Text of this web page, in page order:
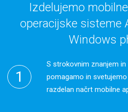
Izdelujemo
operacijske sisteme
Windows
S strokovnim znanjem
pomagamo in
razdelan načrt mobilne